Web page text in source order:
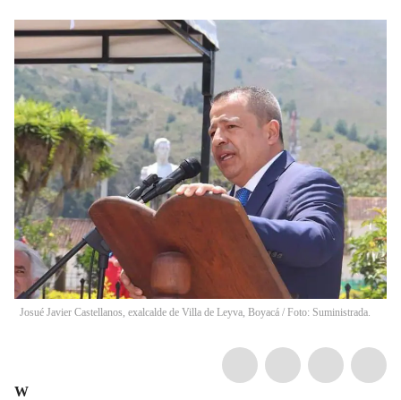
Josué Javier Castellanos, exalcalde de Villa de Leyva, Boyacá / Foto: Suministrada.
W